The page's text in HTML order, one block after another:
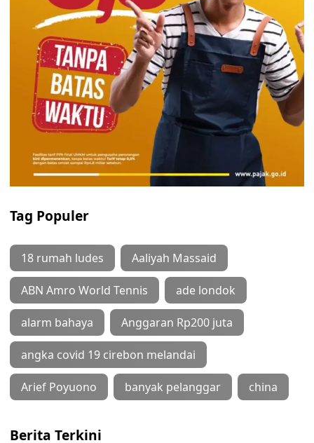
Tag Populer
18 rumah ludes Aaliyah Massaid
ABN Amro World Tennis ade londok
alarm bahaya Anggaran Rp200 juta
angka covid 19 cirebon melandai
Arief Poyuono banyak pelanggar china
Berita Terkini